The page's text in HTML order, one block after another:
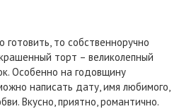
то собственноручно
торт – великолепный
Особенно на годовщину
написать дату, имя любимого,
Вкусно, приятно, романтично.